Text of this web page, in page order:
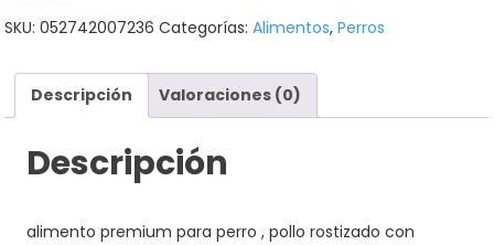
SKU:052742007236 Categorías:Alimentos,Perros
Descripción Valoraciones (0)
Descripción
alimento premium para perro , pollo rostizado con